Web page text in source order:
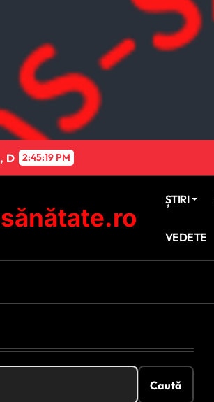
D 2:45:20 PM
ȘTIRI
VEDETE
Caută